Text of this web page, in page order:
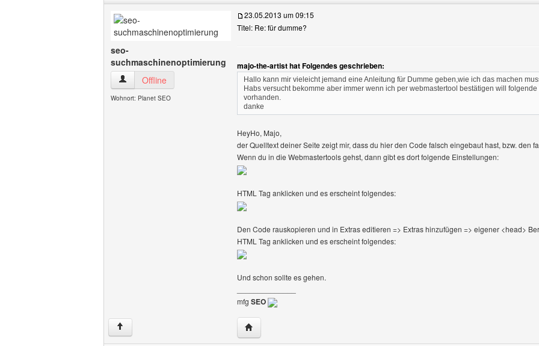
seo-
suchmaschinenoptimierung
seo-suchmaschinenoptimierung Benutzer-Profile anzeigen
Offline
Wohnort: Planet SEO
23.05.2013 um 09:15
Titel: Re: für dumme?
majo-the-artist hat Folgendes geschrieben:
Hallo kann mir vieleicht jemand eine Anleitung für Dumme geben,wie ich das machen
Habs versucht bekomme aber immer wenn ich per webmastertool bestätigen will
vorhanden.
danke
HeyHo, Majo,
der Quelltext deiner Seite zeigt mir, dass du hier den Code falsch eingebaut hast, bzw. den
Wenn du in die Webmastertools gehst, dann gibt es dort folgende Einstellungen:
HTML Tag anklicken und es erscheint folgendes:
Den Code rauskopieren und in Extras editieren => Extras hinzufügen => eigener <head>
HTML Tag anklicken und es erscheint folgendes:
Und schon sollte es gehen.
mfg SEO
↑ Website dieses Benutzers besuchen: seo-suchmaschinenoptimierung